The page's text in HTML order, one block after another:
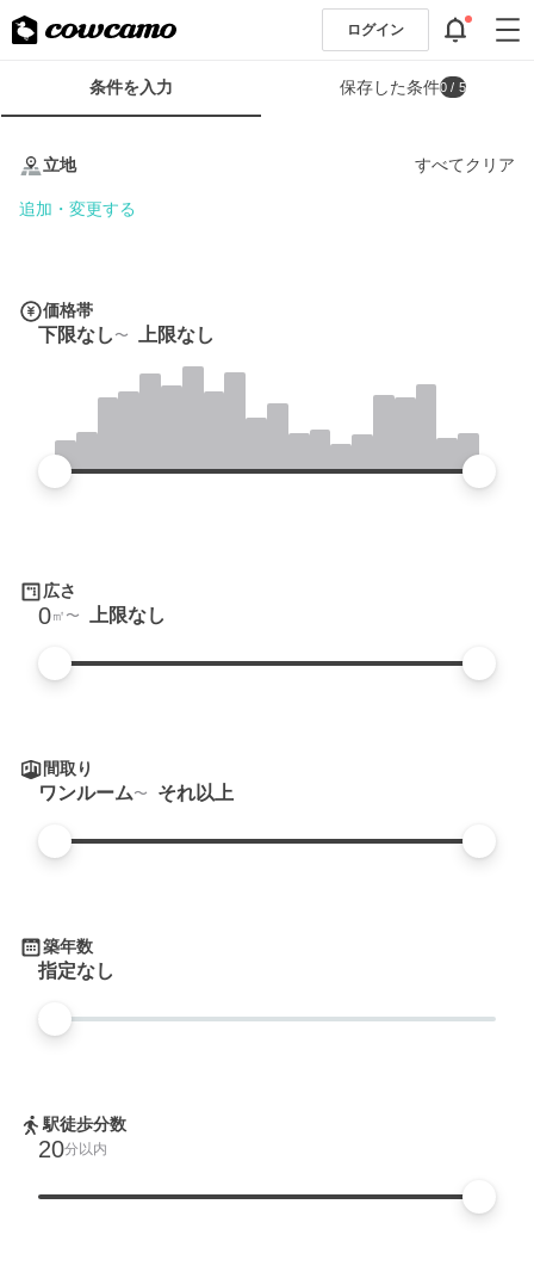
ログイン
条
条件を入力 保存した条件0 / 5
立地 すべてクリア
追加・変更する
価格帯
下限なし 上限なし
広さ
0㎡ 上限なし
間取り
ワンルーム それ以上
築年数
指定なし
駅徒歩分数
20分以内